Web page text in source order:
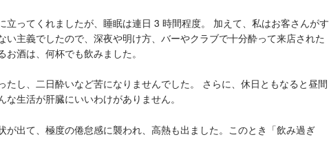
立ってくれましたが、睡眠は連日 3 時間程度。 加えて、私はお客さんがす
い主義でしたので、深夜や明け方、バーやクラブで十分酔って来店された
酒は、何杯でも飲みました。
たし、二日酔いなど苦になりませんでした。 さらに、休日ともなると昼間
生活が肝臓にいいわけがありません。
が出て、極度の倦怠感に襲われ、高熱も出ました。このとき「飲み過ぎ